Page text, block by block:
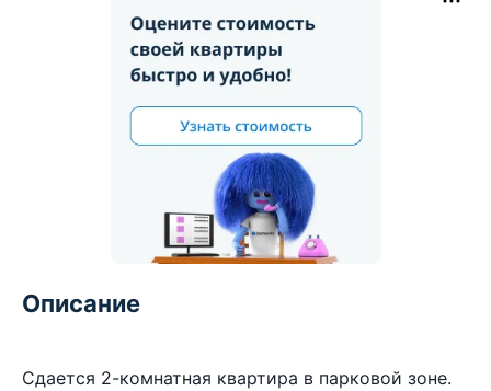
Описание
Сдается 2-комнатная квартира в парковой зоне.